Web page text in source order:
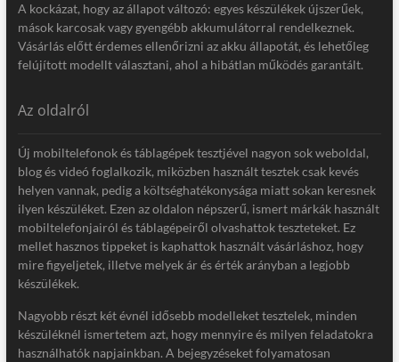
A kockázat, hogy az állapot változó: egyes készülékek újszerűek,
mások karcosak vagy gyengébb akkumulátorral rendelkeznek.
Vásárlás előtt érdemes ellenőrizni az akku állapotát, és lehetőleg
felújított modellt választani, ahol a hibátlan működés garantált.
Az oldalról
Új mobiltelefonok és táblagépek tesztjével nagyon sok weboldal,
blog és videó foglalkozik, miközben használt tesztek csak kevés
helyen vannak, pedig a költséghatékonysága miatt sokan keresnek
ilyen készüléket. Ezen az oldalon népszerű, ismert márkák használt
mobiltelefonjairól és táblagépeiről olvashattok teszteteket. Ez
mellet hasznos tippeket is kaphattok használt vásárláshoz, hogy
mire figyeljetek, illetve melyek ár és érték arányban a legjobb
készülékek.
Nagyobb részt két évnél idősebb modelleket tesztelek, minden
készüléknél ismertetem azt, hogy mennyire és milyen feladatokra
használhatók napjainkban. A bejegyzéseket folyamatosan